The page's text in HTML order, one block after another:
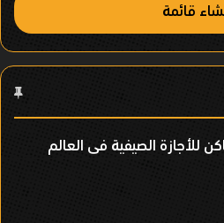
قائمة
10 اماكن للأجازة الصيفية فى العالم